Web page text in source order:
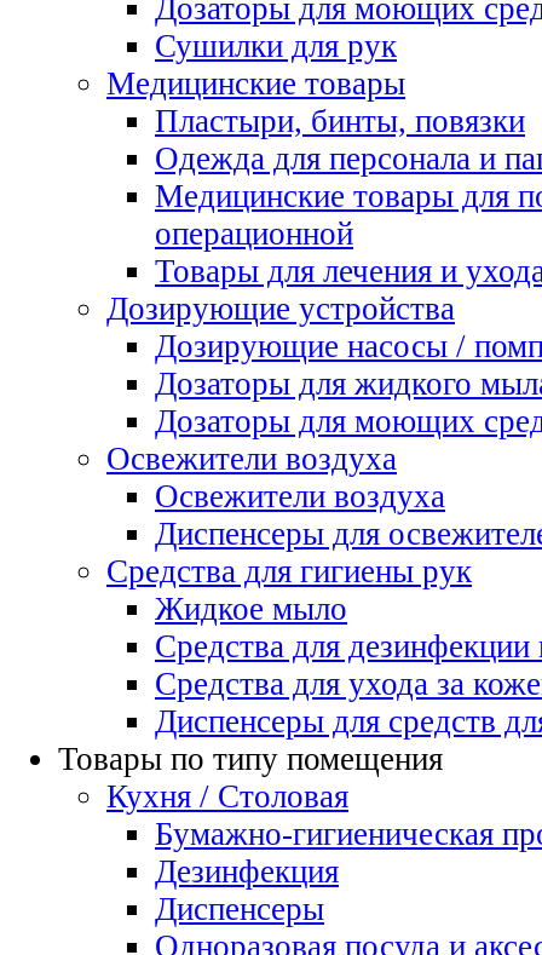
Дозаторы для моющих
Сушилки для рук
Медицинские товары
Пластыри, бинты, повязки
Одежда для персонала и
Медицинские товары для
операционной
Товары для лечения и
Дозирующие устройства
Дозирующие насосы /
Дозаторы для жидкого
Дозаторы для моющих
Освежители воздуха
Освежители воздуха
Диспенсеры для
Средства для гигиены рук
Жидкое мыло
Средства для
Средства для ухода за
Диспенсеры для средств
Товары по типу помещения
Кухня / Столовая
Бумажно-гигиеническая
Дезинфекция
Диспенсеры
Одноразовая посуда и